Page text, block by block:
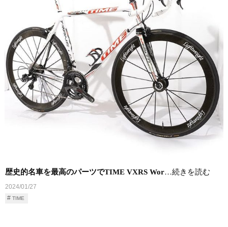
歴史的名車を最高のパーツでTIME VXRS Wor…続きを読む
2024/01/27
TIME